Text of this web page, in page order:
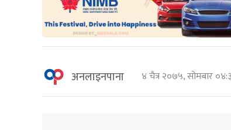
अनलाइनपाना ४ चैत्र २०७५, सोमबार